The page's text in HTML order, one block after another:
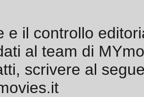
e il controllo
al team di
scrivere al